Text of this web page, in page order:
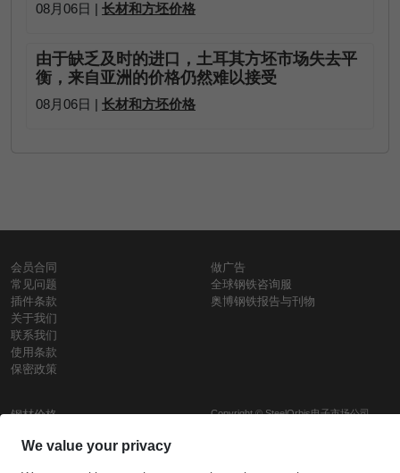
08月06日 | 长材和方坯价格
由于缺乏及时的进口，土耳其方坯市场失去平
衡，来自亚洲的价格仍然难以接受
08月06日 | 长材和方坯价格
会员合同
常见问题
插件条款
关于我们
联系我们
使用条款
保密政策
做广告
全球钢铁咨询服
奥博钢铁报告与刊物
钢材价格
每日废钢价格
Copyright © SteelOrbis电子市场公司
信用卡支